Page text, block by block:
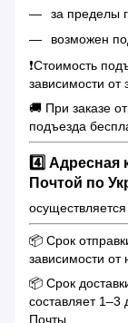
за пределы
возможен
❗️Стоимость
зависимости от
🚚 При заказе
подъезда
4️⃣ Адресная
Почтой по
📦 Срок
зависимости от
📦 Срок
составляет 1–3
Почты.